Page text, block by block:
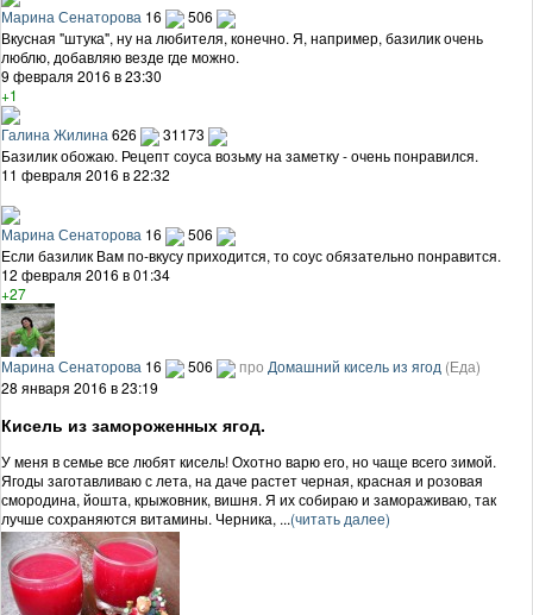
Марина Сенаторова 16
506
Вкусная "штука", ну на любителя, конечно. Я, например, базилик очень
люблю, добавляю везде где можно.
9 февраля 2016 в 23:30
+1
Галина Жилина626
31173
Базилик обожаю. Рецепт соуса возьму на заметку - очень понравился.
11 февраля 2016 в 22:32
Марина Сенаторова 16
506
Если базилик Вам по-вкусу приходится, то соус обязательно понравится.
12 февраля 2016 в 01:34
+27
Марина Сенаторова 16 506 про Домашний кисель из ягод (Еда)
28 января 2016 в 23:19
Кисель из замороженных ягод.
У меня в семье все любят кисель! Охотно варю его, но чаще всего зимой.
Ягоды заготавливаю с лета, на даче растет черная, красная и розовая
смородина, йошта, крыжовник, вишня. Я их собираю и замораживаю, так
лучше сохраняются витамины. Черника, ...(читать далее)